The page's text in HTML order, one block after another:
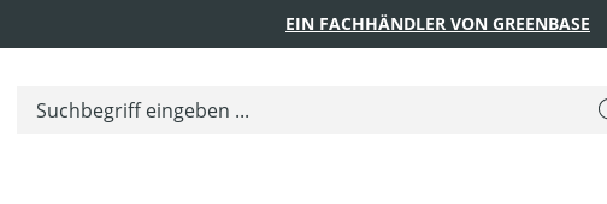
EIN FACHHÄNDLER VON GREENBASE